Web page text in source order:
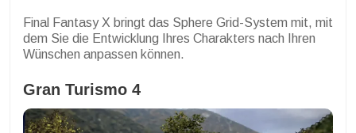
Final Fantasy X bringt das Sphere Grid-System mit, mit
dem Sie die Entwicklung Ihres Charakters nach Ihren
Wünschen anpassen können.
Gran Turismo 4